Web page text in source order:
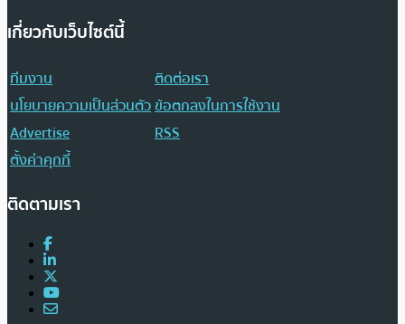
เกี่ยวกับเว็บไซต์นี้
ทีมงาน
ติดต่อเรา
นโยบายความเป็นส่วนตัวข้อตกลงในการใช้งาน
Advertise
RSS
ตั้งค่าคุกกี้
ติดตามเรา